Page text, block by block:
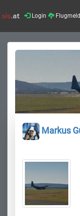
Login
Markus